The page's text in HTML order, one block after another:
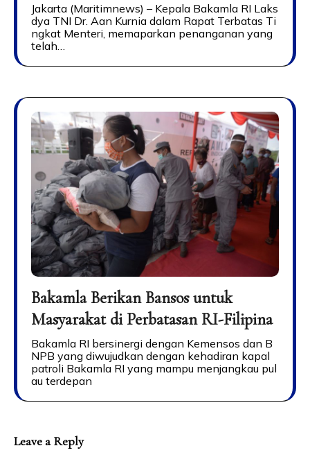
Jakarta (Maritimnews) – Kepala Bakamla RI Laks
dya TNI Dr. Aan Kurnia dalam Rapat Terbatas Ti
ngkat Menteri, memaparkan penanganan yang
telah…
Bakamla Berikan Bansos untuk
Masyarakat di Perbatasan RI-Filipina
Bakamla RI bersinergi dengan Kemensos dan B
NPB yang diwujudkan dengan kehadiran kapal
patroli Bakamla RI yang mampu menjangkau pul
au terdepan
Leave a Reply